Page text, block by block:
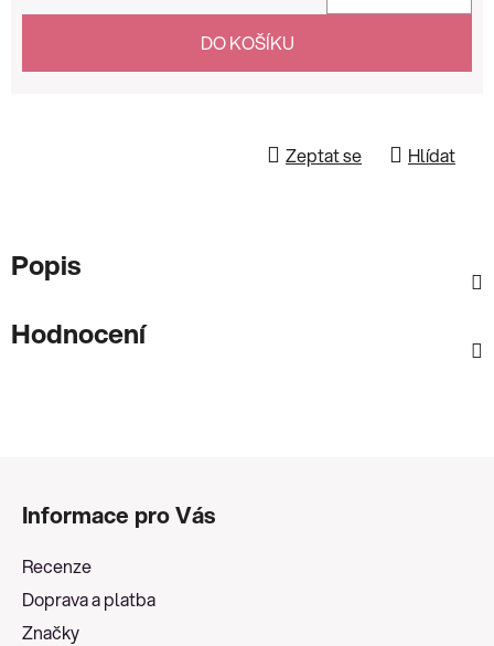
Měrná cena:
DO KOŠÍKU
Zeptat se Hlídat
Popis
Hodnocení
Informace pro Vás
Recenze
Doprava a platba
Značky